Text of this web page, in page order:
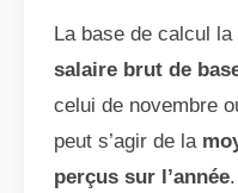
La base de calcul
salaire brut de
celui de novembre
peut s’agir de la
perçus sur l’année